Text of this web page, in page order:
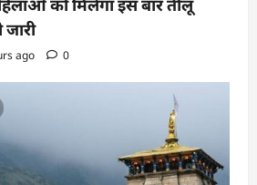
को मिलेगा इस बार तीलू
ago 0